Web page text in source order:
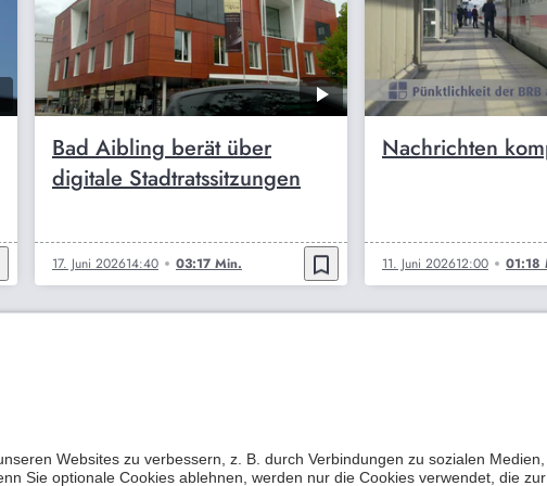
Bad Aibling berät über
digitale Stadtratssitzungen
17. Juni 202614:40 03:17 Min. bookmark_border
Nachrichten
11. Juni 202612:00 01:18